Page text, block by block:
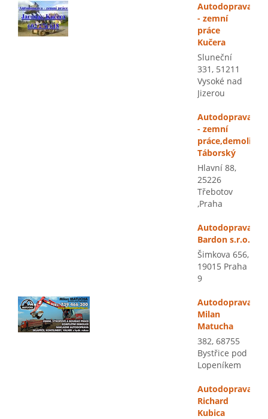
Autodoprava
- zemní
práce
Kučera
Sluneční
331, 51211
Vysoké nad
Jizerou
Autodoprava
- zemní
Táborský
Hlavní 88,
25226
Třebotov
,Praha
Autodoprava
Bardon s.r.o.
Šimkova 656,
19015 Praha
9
Autodoprava
Milan
Matucha
382, 68755
Bystřice pod
Lopeníkem
Autodoprava
Richard
Kubica